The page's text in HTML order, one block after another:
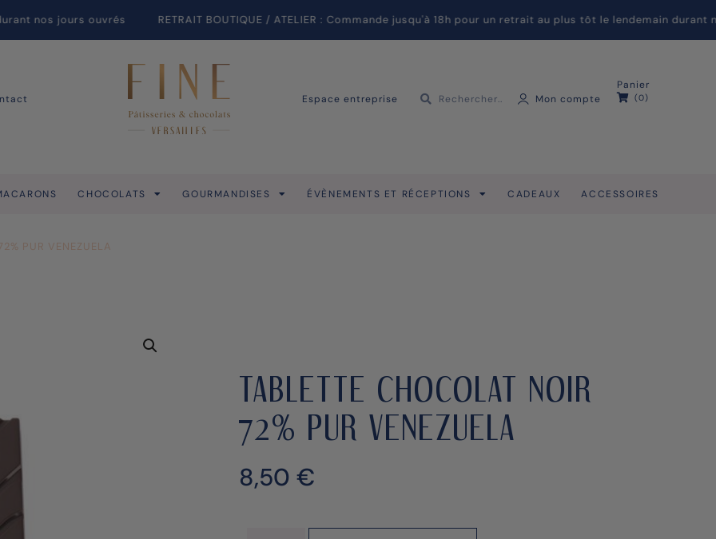
nos jours ouvrés RETRAIT BOUTIQUE / ATELIER : Commande jusqu'à 18h pour un retrait au plus tôt le lendemain durant
Espace entreprise Mon compte
Panier
(0)
CHOCOLATS GOURMANDISES ÉVÈNEMENTS ET RÉCEPTIONS CADEAUX ACCESSOIRES
PUR VENEZUELA
TABLETTE CHOCOLAT NOIR
72% PUR VENEZUELA
8,50 €